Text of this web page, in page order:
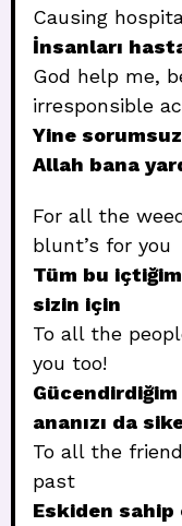
Causing
İnsanları
God help me,
irresponsible
Yine
Allah bana
For all the
blunt’s for you
Tüm bu
sizin için
To all the
you too!
ananızı da
To all the
past
Eskiden sahip